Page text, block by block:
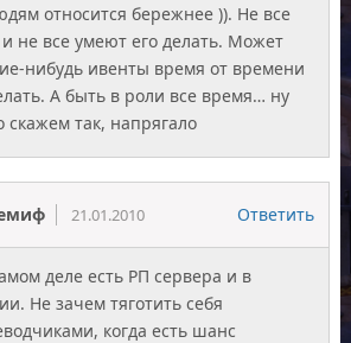
относится бережнее )). Не все
и не все умеют его делать. Может
нибудь ивенты время от времени
А быть в роли все время… ну
скажем так, напрягало
21.01.2010 Ответить
деле есть РП сервера и в
Не зачем тяготить себя
когда есть шанс